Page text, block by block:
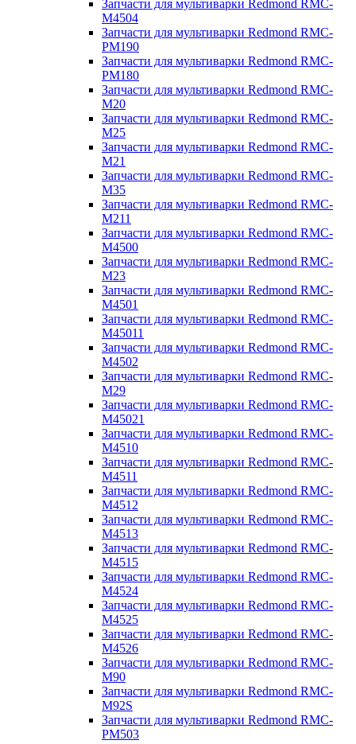
Запчасти для мультиварки Redmond RMC-
M4504
Запчасти для мультиварки Redmond RMC-
PM190
Запчасти для мультиварки Redmond RMC-
PM180
Запчасти для мультиварки Redmond RMC-
M20
Запчасти для мультиварки Redmond RMC-
M25
Запчасти для мультиварки Redmond RMC-
M21
Запчасти для мультиварки Redmond RMC-
M35
Запчасти для мультиварки Redmond RMC-
M211
Запчасти для мультиварки Redmond RMC-
M4500
Запчасти для мультиварки Redmond RMC-
M23
Запчасти для мультиварки Redmond RMC-
M4501
Запчасти для мультиварки Redmond RMC-
M45011
Запчасти для мультиварки Redmond RMC-
M4502
Запчасти для мультиварки Redmond RMC-
M29
Запчасти для мультиварки Redmond RMC-
M45021
Запчасти для мультиварки Redmond RMC-
M4510
Запчасти для мультиварки Redmond RMC-
M4511
Запчасти для мультиварки Redmond RMC-
M4512
Запчасти для мультиварки Redmond RMC-
M4513
Запчасти для мультиварки Redmond RMC-
M4515
Запчасти для мультиварки Redmond RMC-
M4524
Запчасти для мультиварки Redmond RMC-
M4525
Запчасти для мультиварки Redmond RMC-
M4526
Запчасти для мультиварки Redmond RMC-
M90
Запчасти для мультиварки Redmond RMC-
M92S
Запчасти для мультиварки Redmond RMC-
PM503